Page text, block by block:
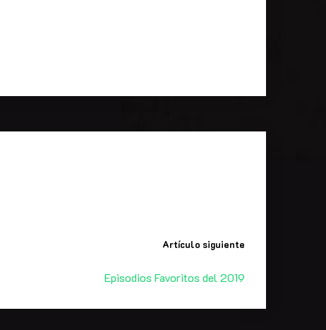
Artículo siguiente
Episodios Favoritos del 2019